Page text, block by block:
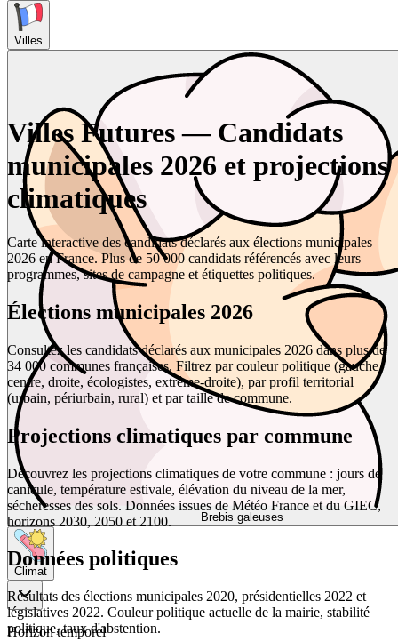
Villes
Brebis galeuses
Climat
Horizon temporel
Villes Futures — Candidats
municipales 2026 et projections
climatiques
Carte interactive des candidats déclarés aux élections municipales
2026 en France. Plus de 50 000 candidats référencés avec leurs
programmes, sites de campagne et étiquettes politiques.
Élections municipales 2026
Consultez les candidats déclarés aux municipales 2026 dans plus de
34 000 communes françaises. Filtrez par couleur politique (gauche,
centre, droite, écologistes, extrême-droite), par profil territorial
(urbain, périurbain, rural) et par taille de commune.
Projections climatiques par commune
Découvrez les projections climatiques de votre commune : jours de
canicule, température estivale, élévation du niveau de la mer,
sécheresses des sols. Données issues de Météo France et du GIEC,
horizons 2030, 2050 et 2100.
Données politiques
Résultats des élections municipales 2020, présidentielles 2022 et
législatives 2022. Couleur politique actuelle de la mairie, stabilité
politique, taux d'abstention.